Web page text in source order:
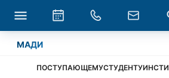
МАДИ
ПОСТУПАЮЩЕМУСТУДЕНТУ